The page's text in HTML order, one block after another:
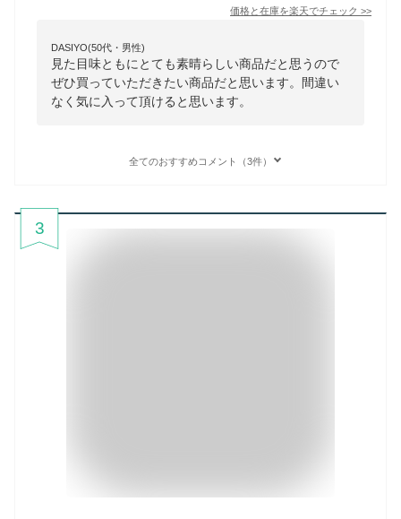
価格と在庫を楽天でチェック >>
DASIYO(50代・男性)
見た目味ともにとても素晴らしい商品だと思うので
ぜひ買っていただきたい商品だと思います。間違い
なく気に入って頂けると思います。
全てのおすすめコメント（3件）
3